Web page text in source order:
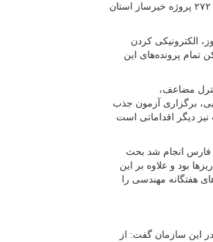
وی ادامه داد: علاوه بر طرح نهضت ملی مسکن، سازمان نظام مهندسی فارس به ۲۷۲ پروژه خیرساز استان
اوز، الکترونیکی کردن
تمام پرونده‌های این
مضاعف،
برگزاری آزمون جذب
دیگر اقداماتی است
فارس انجام شد بحث
بود و علاوه بر این
هفتگانه مهندسی را
این سازمان گفت: از